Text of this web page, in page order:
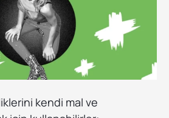
kendi mal ve